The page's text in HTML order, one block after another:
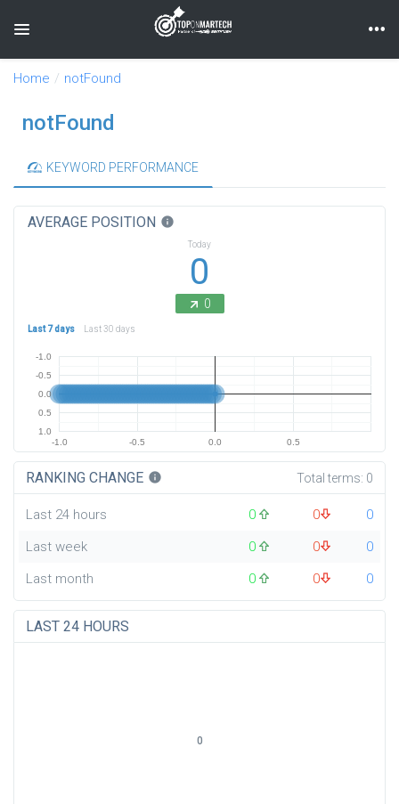
Toggle navigation
Home notFound
notFound
KEYWORD PERFORMANCE
AVERAGE POSITION info
Today
0
0
Last 7 days Last 30 days
-1.0 -0.5 0.0 0.5
-1.0
-0.5
0.0
0.5
1.0
RANKING CHANGE info Total terms: 0
Last 24 hours 0 0
0
Last week
0 0
0
Last month
0 0 0
LAST 24 HOURS
0